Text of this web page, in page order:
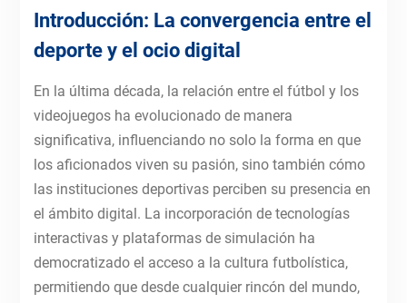
Introducción: La convergencia entre el
deporte y el ocio digital
En la última década, la relación entre el fútbol y los
videojuegos ha evolucionado de manera
significativa, influenciando no solo la forma en que
los aficionados viven su pasión, sino también cómo
las instituciones deportivas perciben su presencia en
el ámbito digital. La incorporación de tecnologías
interactivas y plataformas de simulación ha
democratizado el acceso a la cultura futbolística,
permitiendo que desde cualquier rincón del mundo,